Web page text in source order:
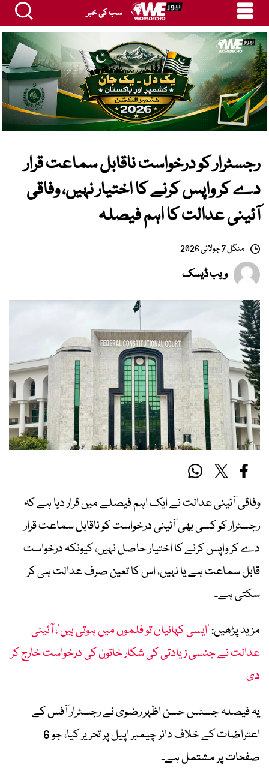
سب کی خبر
رجسٹرار کو درخواست ناقابل سماعت قرار
دے کر واپس کرنے کا اختیار نہیں، وفاقی
آئینی عدالت کا اہم فیصلہ
منگل 7 جولائی 2026
ویب ڈیسک
وفاقی آئینی عدالت نے ایک اہم فیصلے میں قرار دیا ہے کہ
رجسٹرار کو کسی بھی آئینی درخواست کو ناقابل سماعت قرار
دے کر واپس کرنے کا اختیار حاصل نہیں، کیونکہ درخواست
قابل سماعت ہے یا نہیں، اس کا تعین صرف عدالت ہی کر
سکتی ہے۔
مزید پڑھیں:’ایسی کہانیاں تو فلموں میں ہوتی ہیں‘، آئینی
عدالت نے جنسی زیادتی کی شکار خاتون کی درخواست خارج کر
دی
یہ فیصلہ جسٹس حسن اظہر رضوی نے رجسٹرار آفس کے
اعتراضات کے خلاف دائر چیمبر اپیل پر تحریر کیا، جو 6
صفحات پر مشتمل ہے۔